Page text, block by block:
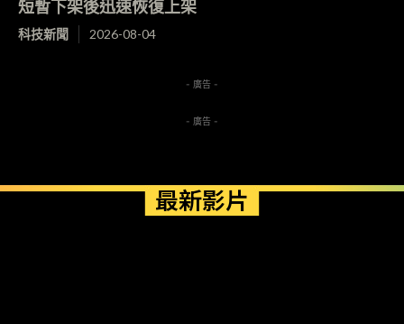
短暫下架後迅速恢復上架
科技新聞 2026-08-04
- 廣告 -
- 廣告 -
最新影片